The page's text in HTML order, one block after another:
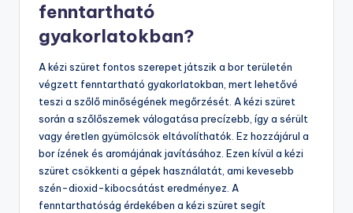
fenntartható
gyakorlatokban?
A kézi szüret fontos szerepet játszik a bor területén
végzett fenntartható gyakorlatokban, mert lehetővé
teszi a szőlő minőségének megőrzését. A kézi szüret
során a szőlőszemek válogatása precízebb, így a sérült
vagy éretlen gyümölcsök eltávolíthatók. Ez hozzájárul a
bor ízének és aromájának javításához. Ezen kívül a kézi
szüret csökkenti a gépek használatát, ami kevesebb
szén-dioxid-kibocsátást eredményez. A
fenntarthatóság érdekében a kézi szüret segít